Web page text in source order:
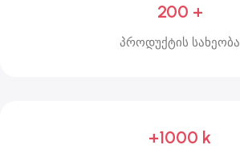
200 +
პროდუქტის სახეობა
+1000 k